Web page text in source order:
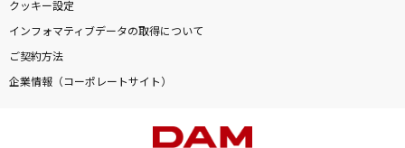
クッキー設定
インフォマティブデータの取得について
ご契約方法
企業情報（コーポレートサイト）